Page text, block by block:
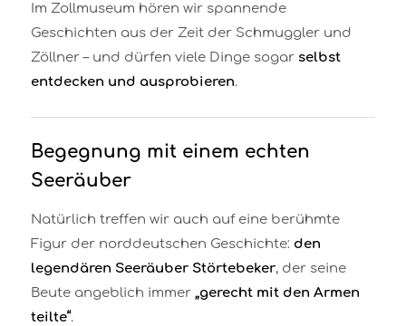
Im Zollmuseum hören wir spannende
Geschichten aus der Zeit der Schmuggler und
Zöllner – und dürfen viele Dinge sogar selbst
entdecken und ausprobieren.
Begegnung mit einem echten
Seeräuber
Natürlich treffen wir auch auf eine berühmte
Figur der norddeutschen Geschichte: den
legendären Seeräuber Störtebeker, der seine
Beute angeblich immer „gerecht mit den Armen
teilte“.